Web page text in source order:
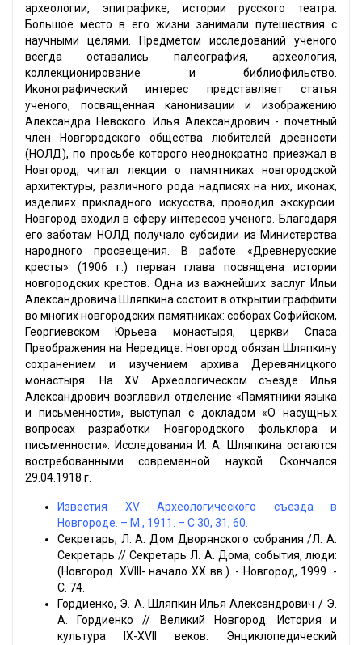
археологии, эпиграфике, истории русского театра.
Большое место в его жизни занимали путешествия с
научными целями. Предметом исследований ученого
всегда оставались палеография, археология,
коллекционирование и библиофильство.
Иконографический интерес представляет статья
ученого, посвященная канонизации и изображению
Александра Невского. Илья Александрович - почетный
член Новгородского общества любителей древности
(НОЛД), по просьбе которого неоднократно приезжал в
Новгород, читал лекции о памятниках новгородской
архитектуры, различного рода надписях на них, иконах,
изделиях прикладного искусства, проводил экскурсии.
Новгород входил в сферу интересов ученого. Благодаря
его заботам НОЛД получало субсидии из Министерства
народного просвещения. В работе «Древнерусские
кресты» (1906 г.) первая глава посвящена истории
новгородских крестов. Одна из важнейших заслуг Ильи
Александровича Шляпкина состоит в открытии граффити
во многих новгородских памятниках: соборах Софийском,
Георгиевском Юрьева монастыря, церкви Спаса
Преображения на Нередице. Новгород обязан Шляпкину
сохранением и изучением архива Деревяницкого
монастыря. На XV Археологическом съезде Илья
Александрович возглавил отделение «Памятники языка
и письменности», выступал с докладом «О насущных
вопросах разработки Новгородского фольклора и
письменности». Исследования И. А. Шляпкина остаются
востребованными современной наукой. Скончался
29.04.1918 г.
Известия XV Археологического съезда в
Новгороде. – М., 1911. – С.30, 31, 60.
Секретарь, Л. А. Дом Дворянского собрания /Л. А.
Секретарь // Секретарь Л. А. Дома, события, люди:
(Новгород. XVIII- начало XX вв.). - Новгород, 1999. -
С. 74.
Гордиенко, Э. А. Шляпкин Илья Александрович / Э.
А. Гордиенко // Великий Новгород. История и
культура IX-XVII веков: Энциклопедический